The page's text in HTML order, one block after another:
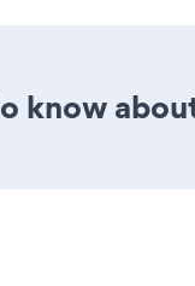
know